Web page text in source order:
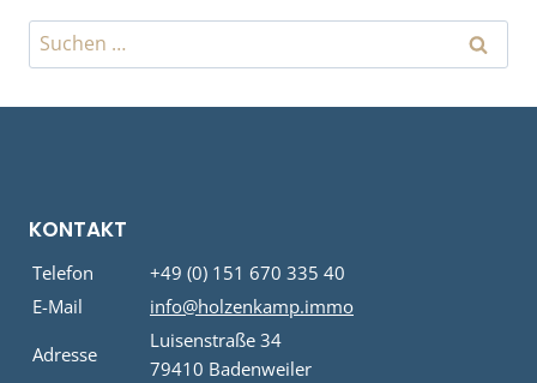
Suchen
nach:
KONTAKT
Telefon
+49 (0) 151 670 335 40
E-Mail
info@holzenkamp.immo
Adresse
Luisenstraße 34
79410 Badenweiler